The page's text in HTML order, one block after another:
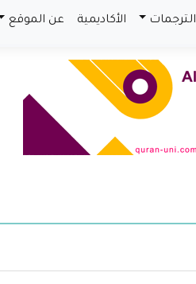
الترجمات الأكاديمية عن الموقع